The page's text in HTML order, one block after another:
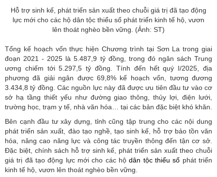
Hỗ trợ sinh kế, phát triển sản xuất theo chuỗi giá trị đã tạo động
lực mới cho các hộ dân tộc thiểu số phát triển kinh tế hộ, vươn
lên thoát nghèo bền vững. (Ảnh: ST)
Tổng kế hoạch vốn thực hiện Chương trình tại Sơn La trong giai
đoạn 2021 - 2025 là 5.487,9 tỷ đồng, trong đó ngân sách Trung
ương chiếm tới 5.297,5 tỷ đồng. Tính đến hết quý I/2025, địa
phương đã giải ngân được 69,8% kế hoạch vốn, tương đương
3.434,8 tỷ đồng. Các nguồn lực này đã được ưu tiên đầu tư vào cơ
sở hạ tầng thiết yếu như đường giao thông, thủy lợi, điện lưới,
trường học, trạm y tế, nhà văn hóa… tại các bản đặc biệt khó khăn.
Bên cạnh đầu tư xây dựng, tỉnh cũng tập trung cho các nội dung
phát triển sản xuất, đào tạo nghề, tạo sinh kế, hỗ trợ bảo tồn văn
hóa, nâng cao năng lực và công tác truyền thông đến tận cơ sở.
Đặc biệt, chính sách hỗ trợ sinh kế, phát triển sản xuất theo chuỗi
giá trị đã tạo động lực mới cho các hộdân tộc thiểu số phát triển
kinh tế hộ, vươn lên thoát nghèo bền vững.